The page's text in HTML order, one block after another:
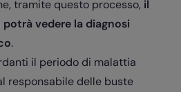
tramite questo processo, il
vedere la diagnosi
.
il periodo di malattia
responsabile delle buste